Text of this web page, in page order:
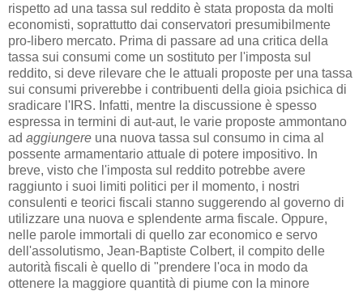
rispetto ad una tassa sul reddito è stata proposta da molti
economisti, soprattutto dai conservatori presumibilmente
pro-libero mercato. Prima di passare ad una critica della
tassa sui consumi come un sostituto per l'imposta sul
reddito, si deve rilevare che le attuali proposte per una tassa
sui consumi priverebbe i contribuenti della gioia psichica di
sradicare l'IRS. Infatti, mentre la discussione è spesso
espressa in termini di aut-aut, le varie proposte ammontano
ad aggiungere una nuova tassa sul consumo in cima al
possente armamentario attuale di potere impositivo. In
breve, visto che l'imposta sul reddito potrebbe avere
raggiunto i suoi limiti politici per il momento, i nostri
consulenti e teorici fiscali stanno suggerendo al governo di
utilizzare una nuova e splendente arma fiscale. Oppure,
nelle parole immortali di quello zar economico e servo
dell'assolutismo, Jean-Baptiste Colbert, il compito delle
autorità fiscali è quello di "prendere l'oca in modo da
ottenere la maggiore quantità di piume con la minore